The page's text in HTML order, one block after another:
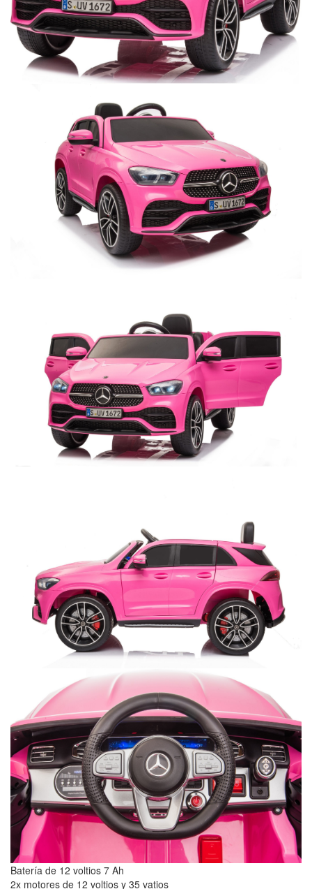
Batería de 12 voltios 7 Ah
2x motores de 12 voltios y 35 vatios